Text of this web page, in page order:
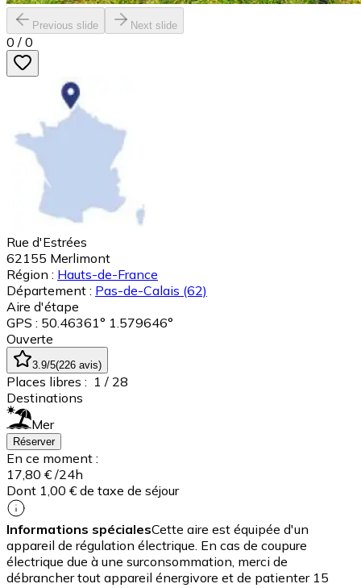
Previous slide Next slide
0 / 0
Rue d'Estrées
62155 Merlimont
Région : Hauts-de-France
Département : Pas-de-Calais (62)
Aire d'étape
GPS : 50.46361° 1.579646°
Ouverte
3.9/5(226 avis)
Places libres : 1 / 28
Destinations
Mer
Réserver
En ce moment :
17,80 € /24h
Dont 1,00 € de taxe de séjour
Informations spécialesCette aire est équipée d'un
appareil de régulation électrique. En cas de coupure
électrique due à une surconsommation, merci de
débrancher tout appareil énergivore et de patienter 15